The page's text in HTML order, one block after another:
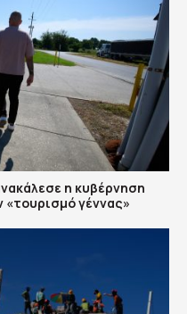
η κυβέρνηση
γέννας»